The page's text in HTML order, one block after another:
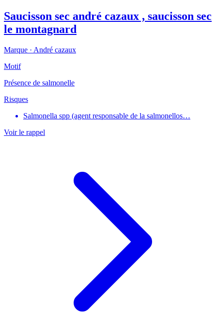
Saucisson sec andré cazaux , saucisson sec
le montagnard
Marque · André cazaux
Motif
Présence de salmonelle
Risques
Salmonella spp (agent responsable de la salmonellos…
Voir le rappel